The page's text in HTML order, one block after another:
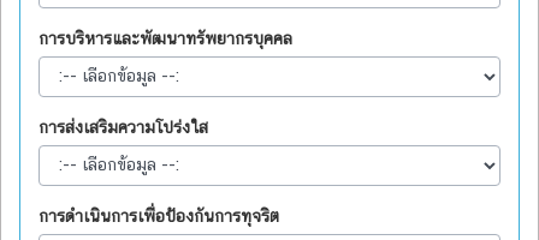
การบริหารและพัฒนาทรัพยากรบุคคล
การส่งเสริมความโปร่งใส
การดำเนินการเพื่อป้องกันการทุจริต